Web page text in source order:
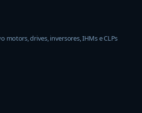
motors, drives, inversores, IHMs e CLPs